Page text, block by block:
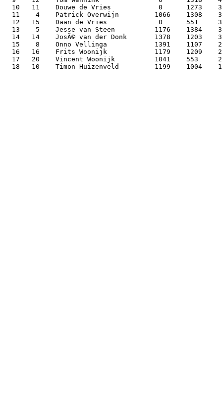
10   11    Douwe de Vries            0      1273
11    4    Patrick Overwijn         1066    1308
12   15    Daan de Vries             0      551
13    5    Jesse van Steen          1176    1384
14   14    JosÃ© van der Donk       1378    1203
15    8    Onno Vellinga            1391    1107
16   16    Frits Woonijk            1179    1209
17   20    Vincent Woonijk          1041    553
18   10    Timon Huizenveld         1199    1004